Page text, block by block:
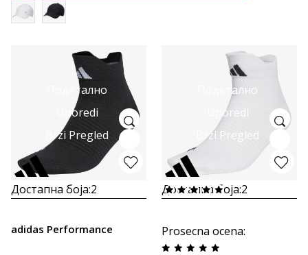
Подетално
Uporedi
Brzi Pregled
Достапна боја:2
adidas Performance
Подетално
Uporedi
Brzi Pregled
Достапна боја:2
Prosecna ocena: